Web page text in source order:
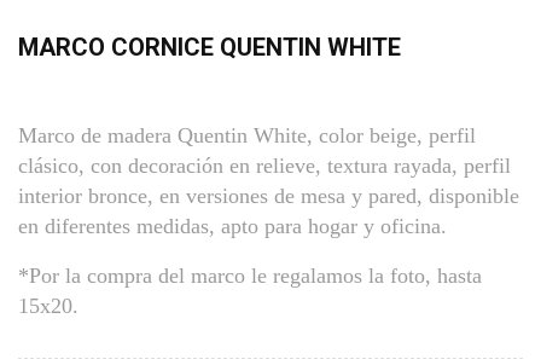
MARCO CORNICE QUENTIN WHITE
Marco de madera Quentin White, color beige, perfil
clásico, con decoración en relieve, textura rayada, perfil
interior bronce, en versiones de mesa y pared, disponible
en diferentes medidas, apto para hogar y oficina.
*Por la compra del marco le regalamos la foto, hasta
15x20.